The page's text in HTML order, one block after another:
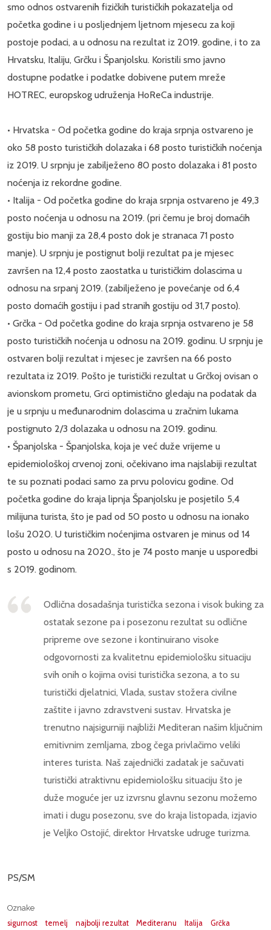
smo odnos ostvarenih fizičkih turističkih pokazatelja od
početka godine i u posljednjem ljetnom mjesecu za koji
postoje podaci, a u odnosu na rezultat iz 2019. godine, i to za
Hrvatsku, Italiju, Grčku i Španjolsku. Koristili smo javno
dostupne podatke i podatke dobivene putem mreže
HOTREC, europskog udruženja HoReCa industrije.
• Hrvatska - Od početka godine do kraja srpnja ostvareno je
oko 58 posto turističkih dolazaka i 68 posto turističkih noćenja
iz 2019. U srpnju je zabilježeno 80 posto dolazaka i 81 posto
noćenja iz rekordne godine.
• Italija - Od početka godine do kraja srpnja ostvareno je 49,3
posto noćenja u odnosu na 2019. (pri čemu je broj domaćih
gostiju bio manji za 28,4 posto dok je stranaca 71 posto
manje). U srpnju je postignut bolji rezultat pa je mjesec
završen na 12,4 posto zaostatka u turističkim dolascima u
odnosu na srpanj 2019. (zabilježeno je povećanje od 6,4
posto domaćih gostiju i pad stranih gostiju od 31,7 posto).
• Grčka - Od početka godine do kraja srpnja ostvareno je 58
posto turističkih noćenja u odnosu na 2019. godinu. U srpnju je
ostvaren bolji rezultat i mjesec je završen na 66 posto
rezultata iz 2019. Pošto je turistički rezultat u Grčkoj ovisan o
avionskom prometu, Grci optimistično gledaju na podatak da
je u srpnju u međunarodnim dolascima u zračnim lukama
postignuto 2/3 dolazaka u odnosu na 2019. godinu.
• Španjolska - Španjolska, koja je već duže vrijeme u
epidemiološkoj crvenoj zoni, očekivano ima najslabiji rezultat
te su poznati podaci samo za prvu polovicu godine. Od
početka godine do kraja lipnja Španjolsku je posjetilo 5,4
milijuna turista, što je pad od 50 posto u odnosu na ionako
lošu 2020. U turističkim noćenjima ostvaren je minus od 14
posto u odnosu na 2020., što je 74 posto manje u usporedbi
s 2019. godinom.
Odlična dosadašnja turistička sezona i visok buking za
ostatak sezone pa i posezonu rezultat su odlične
pripreme ove sezone i kontinuirano visoke
odgovornosti za kvalitetnu epidemiološku situaciju
svih onih o kojima ovisi turistička sezona, a to su
turistički djelatnici, Vlada, sustav stožera civilne
zaštite i javno zdravstveni sustav. Hrvatska je
trenutno najsigurniji najbliži Mediteran našim ključnim
emitivnim zemljama, zbog čega privlačimo veliki
interes turista. Naš zajednički zadatak je sačuvati
turistički atraktivnu epidemiološku situaciju što je
duže moguće jer uz izvrsnu glavnu sezonu možemo
imati i dugu posezonu, sve do kraja listopada, izjavio
je Veljko Ostojić, direktor Hrvatske udruge turizma.
PS/SM
Oznake
sigurnost
temelj najbolji rezultat Mediteranu Italija Grčka